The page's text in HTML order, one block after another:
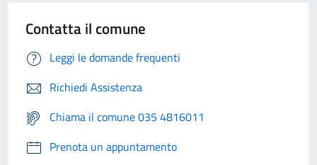
Contatta il comune
Leggi le domande frequenti
Richiedi Assistenza
Chiama il comune 035 4816011
Prenota un appuntamento